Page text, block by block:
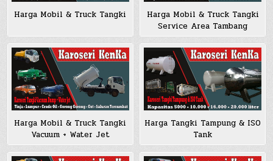
Harga Mobil & Truck Tangki
Harga Mobil & Truck Tangki
Service Area Tambang
Harga Mobil & Truck Tangki
Vacuum + Water Jet
Harga Tangki Tampung & ISO
Tank